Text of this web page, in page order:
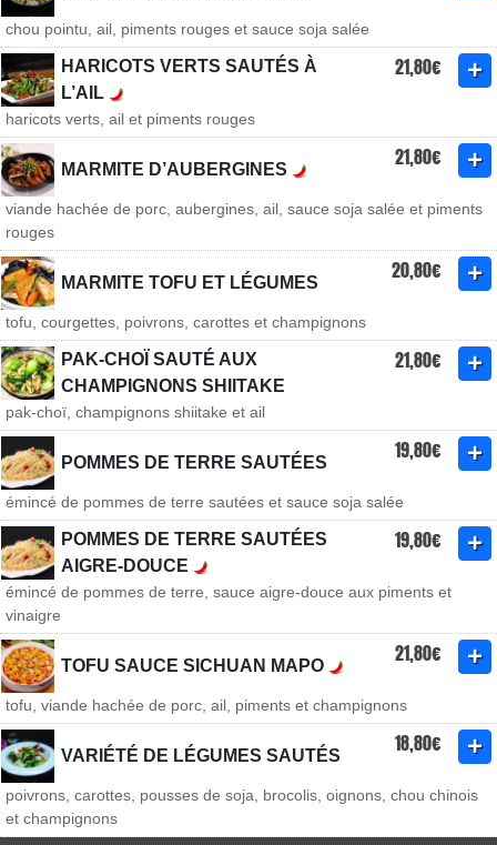
chou pointu, ail, piments rouges et sauce soja salée
HARICOTS VERTS SAUTÉS À
L’AIL
21,80€
haricots verts, ail et piments rouges
MARMITE D’AUBERGINES 21,80€
viande hachée de porc, aubergines, ail, sauce soja salée et piments
rouges
MARMITE TOFU ET LÉGUMES 20,80€
tofu, courgettes, poivrons, carottes et champignons
PAK-CHOÏ SAUTÉ AUX
CHAMPIGNONS SHIITAKE
21,80€
pak-choï, champignons shiitake et ail
POMMES DE TERRE SAUTÉES 19,80€
émincé de pommes de terre sautées et sauce soja salée
POMMES DE TERRE SAUTÉES
AIGRE-DOUCE
19,80€
émincé de pommes de terre, sauce aigre-douce aux piments et
vinaigre
TOFU SAUCE SICHUAN MAPO 21,80€
tofu, viande hachée de porc, ail, piments et champignons
VARIÉTÉ DE LÉGUMES SAUTÉS 18,80€
poivrons, carottes, pousses de soja, brocolis, oignons, chou chinois
et champignons